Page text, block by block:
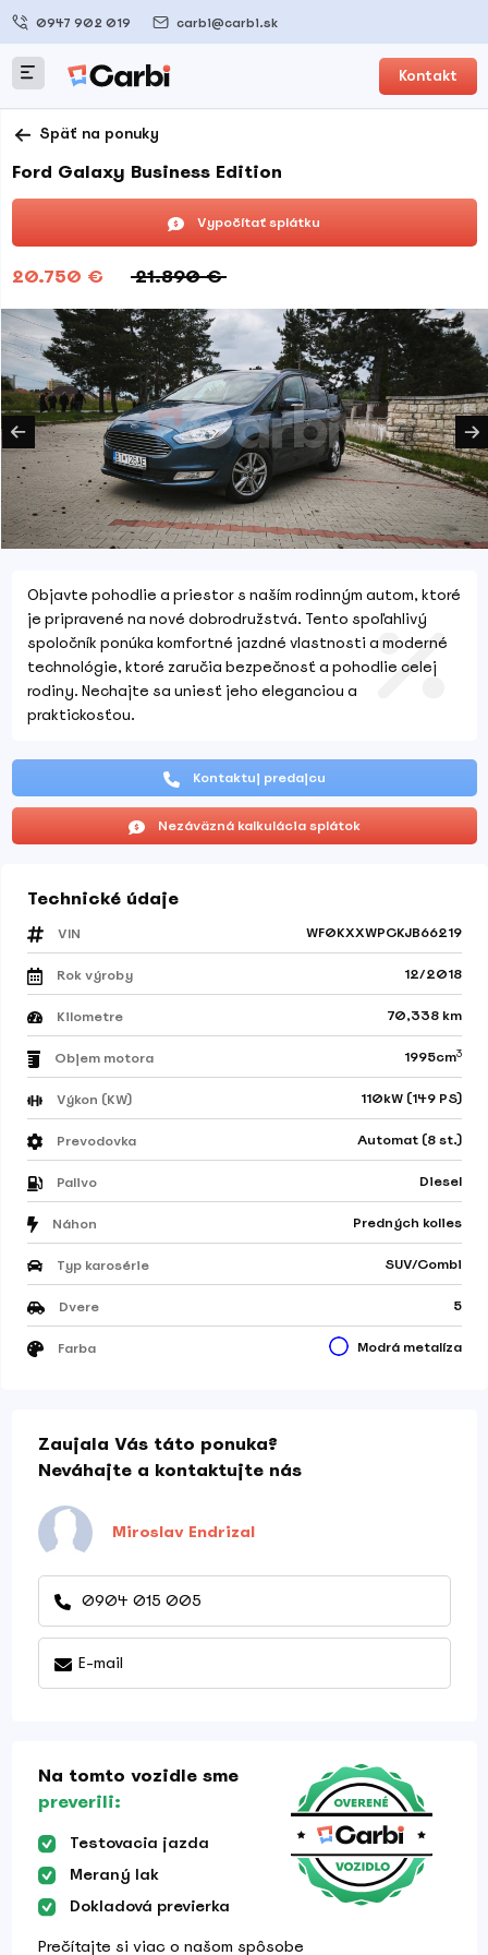
0947 902 019 carbi@carbi.sk
Kontakt
Späť na ponuky
Ford Galaxy Business Edition
Vypočítať splátku
20.750 € 21.890 €
Objavte pohodlie a priestor s naším rodinným autom, ktoré
je pripravené na nové dobrodružstvá. Tento spoľahlivý
spoločník ponúka komfortné jazdné vlastnosti a moderné
technológie, ktoré zaručia bezpečnosť a pohodlie celej
rodiny. Nechajte sa uniesť jeho eleganciou a
praktickosťou.
Kontaktuj predajcu
Nezáväzná kalkulácia splátok
Technické údaje
VIN WF0KXXWPCKJB66219
Rok výroby 12/2018
Kilometre 70,338 km
Objem motora 1995cm3
Výkon (KW) 110kW (149 PS)
Prevodovka Automat (8 st.)
Palivo Diesel
Náhon Predných kolies
Typ karosérie SUV/Combi
Dvere 5
Farba Modrá metalíza
Zaujala Vás táto ponuka?
Neváhajte a kontaktujte nás
Miroslav Endrizal
0904 015 005
E-mail
Na tomto vozidle sme
preverili:
Testovacia jazda
Meraný lak
Dokladová previerka
Prečítajte si viac o našom spôsobe